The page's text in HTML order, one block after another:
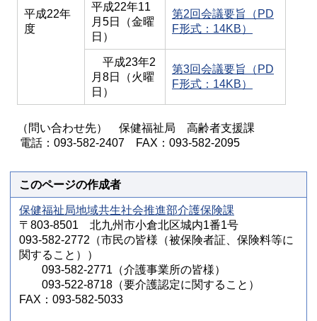
平成22年
度
平成22年11
月5日（金曜
日）
第2回会議要旨（PD
F形式：14KB）
平成23年2
月8日（火曜
日）
第3回会議要旨（PD
F形式：14KB）
（問い合わせ先） 保健福祉局 高齢者支援課
電話：093-582-2407 FAX：093-582-2095
このページの作成者
保健福祉局地域共生社会推進部介護保険課
〒803-8501 北九州市小倉北区城内1番1号
093-582-2772（市民の皆様（被保険者証、保険料等に
関すること））
093-582-2771（介護事業所の皆様）
093-522-8718（要介護認定に関すること）
FAX：093-582-5033